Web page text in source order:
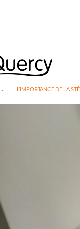
L’IMPORTANCE DE LA